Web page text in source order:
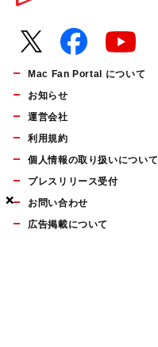
×
×
×
Mac Fan Portal について
お知らせ
運営会社
利用規約
個人情報の取り扱いについて
プレスリリース受付
お問い合わせ
広告掲載について